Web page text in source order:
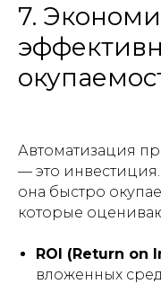
7.
Автоматизация
— это инвестиция.
она быстро
которые
ROI (Return on
вложенных